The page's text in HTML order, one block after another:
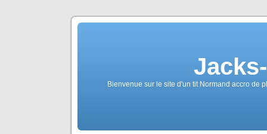
Bienvenue sur le site d'un tit Normand accro de